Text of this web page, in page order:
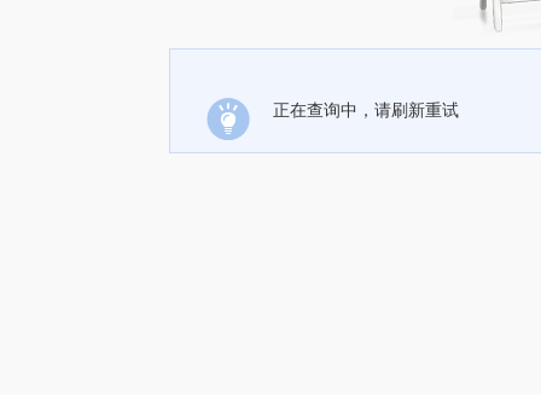
正在查询中，请刷新重试